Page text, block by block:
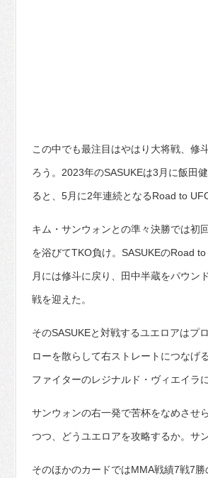
この中でも最注目はやはり大将戦、修
ろう。2023年のSASUKEは3月に飯田
ると、5月に2年連続となるRoad to
キム・サンウォンとの準々決勝では初
を浴びてTKO負け。SASUKEのRoad
月には修斗に戻り、田中半蔵をパウン
戦を迎えた。
そのSASUKEと対戦するユエロアはプ
ローを散らして右ストレートにつなげ
ファイターのレジナルド・ヴィエイラ
サンウォンの右一発で苦杯をなめさせ
つつ、どうユエロアを攻略するか。サ
そのほかのカードではMMA戦績7戦7